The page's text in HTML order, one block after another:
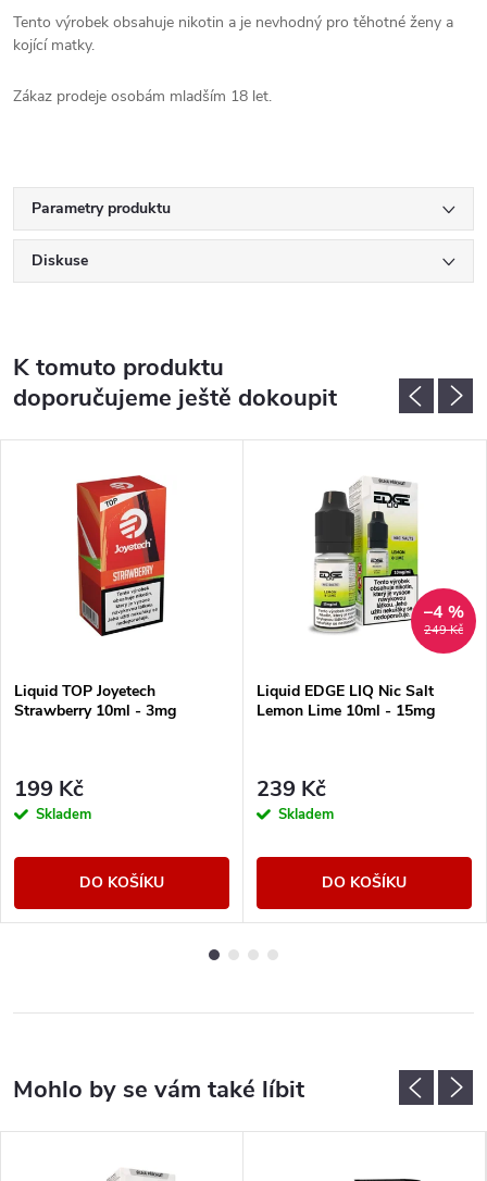
Tento výrobek obsahuje nikotin a je nevhodný pro těhotné ženy a
kojící matky.
Zákaz prodeje osobám mladším 18 let.
Parametry produktu
Diskuse
K tomuto produktu
doporučujeme ještě dokoupit
Liquid TOP Joyetech
Strawberry 10ml - 3mg
199 Kč
Skladem
DO KOŠÍKU
249 Kč
–4 %
Liquid EDGE LIQ Nic Salt
Lemon Lime 10ml - 15mg
239 Kč
Skladem
DO KOŠÍKU